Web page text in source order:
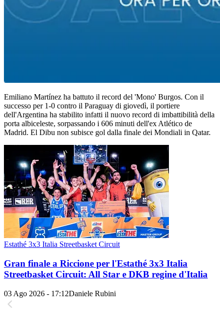
Emiliano Martínez ha battuto il record del 'Mono' Burgos. Con il
successo per 1-0 contro il Paraguay di giovedì, il portiere
dell'Argentina ha stabilito infatti il nuovo record di imbattibilità della
porta albiceleste, sorpassando i 606 minuti dell'ex Atlético de
Madrid. El Dibu non subisce gol dalla finale dei Mondiali in Qatar.
Estathé 3x3 Italia Streetbasket Circuit
Gran finale a Riccione per l'Estathé 3x3 Italia
Streetbasket Circuit: All Star e DKB regine d'Italia
03 Ago 2026 - 17:12Daniele Rubini